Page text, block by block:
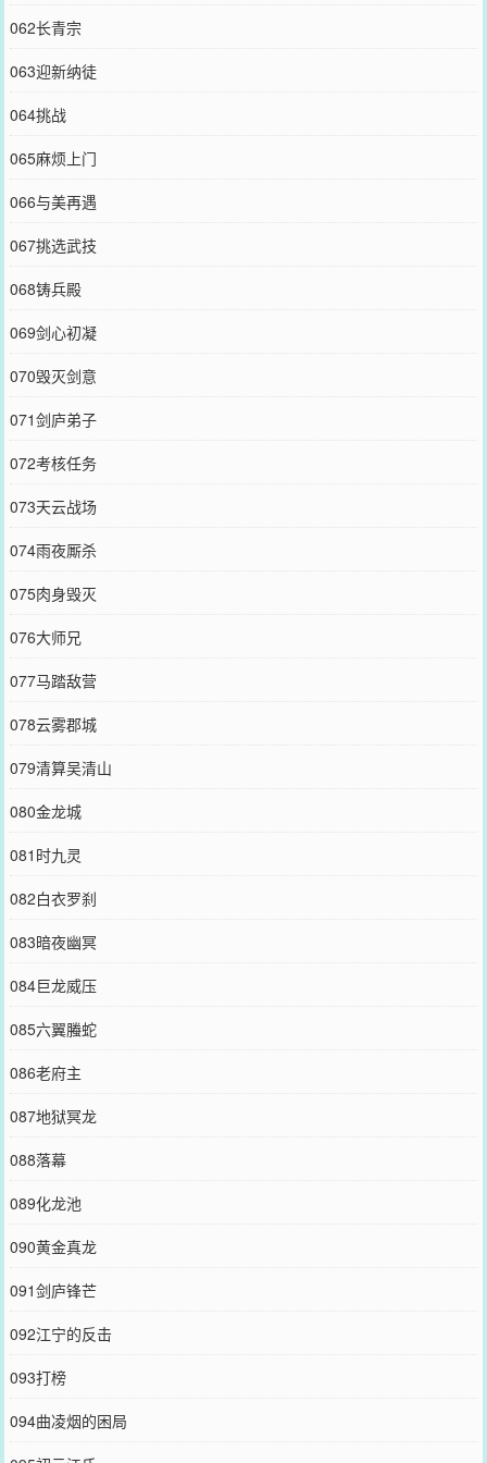
062长青宗
063迎新纳徒
064挑战
065麻烦上门
066与美再遇
067挑选武技
068铸兵殿
069剑心初凝
070毁灭剑意
071剑庐弟子
072考核任务
073天云战场
074雨夜厮杀
075肉身毁灭
076大师兄
077马踏敌营
078云雾郡城
079清算吴清山
080金龙城
081时九灵
082白衣罗刹
083暗夜幽冥
084巨龙威压
085六翼螣蛇
086老府主
087地狱冥龙
088落幕
089化龙池
090黄金真龙
091剑庐锋芒
092江宁的反击
093打榜
094曲凌烟的困局